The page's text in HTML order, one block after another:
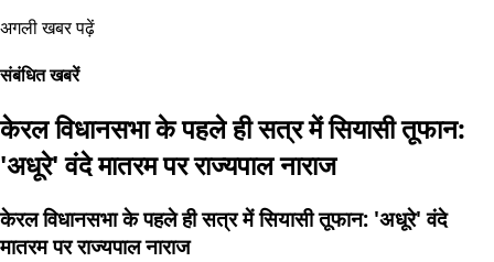
अगली खबर पढ़ें
संबंधित खबरें
केरल विधानसभा के पहले ही सत्र में सियासी तूफान:
'अधूरे' वंदे मातरम पर राज्यपाल नाराज
केरल विधानसभा के पहले ही सत्र में सियासी तूफान: 'अधूरे' वंदे
मातरम पर राज्यपाल नाराज